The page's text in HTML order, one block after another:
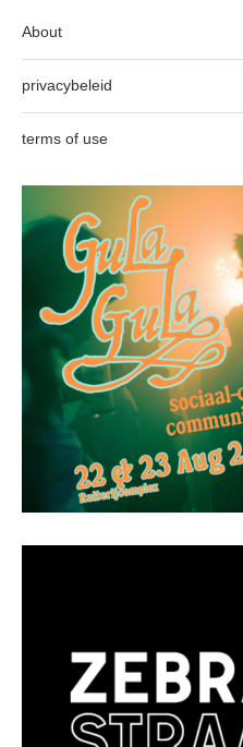
About
privacybeleid
terms of use